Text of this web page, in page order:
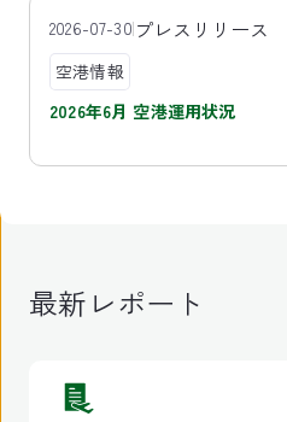
2026-07-30プレスリリース
空港情報
2026年6月 空港運用状況
最新レポート